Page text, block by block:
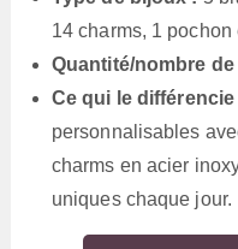
14 charms, 1 pochon
Quantité/nombre
Ce qui le
personnalisables
charms en acier
uniques chaque jour.